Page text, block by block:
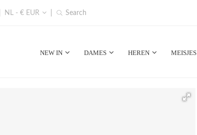
NL - € EUR Search
NEW IN DAMES HEREN MEISJES